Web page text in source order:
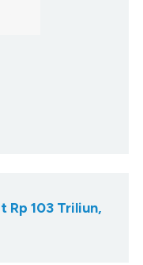
Rp 103 Triliun,